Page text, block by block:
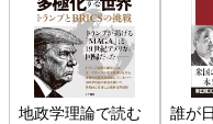
地政学理論で読む
誰が